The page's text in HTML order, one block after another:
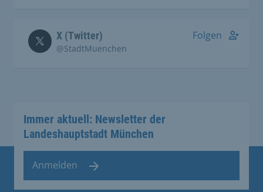
X (Twitter)
@StadtMuenchen
Folgen
Immer aktuell: Newsletter der
Landeshauptstadt München
Anmelden